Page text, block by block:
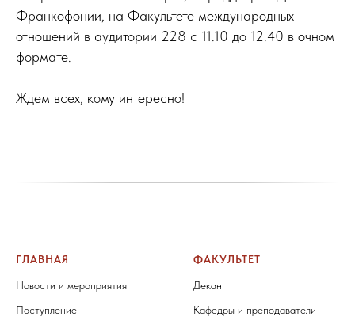
Франкофонии, на Факультете международных
отношений в аудитории 228 с 11.10 до 12.40 в очном
формате.
Ждем всех, кому интересно!
ГЛАВНАЯ
Новости и мероприятия
Поступление
ФАКУЛЬТЕТ
Декан
Кафедры и преподаватели